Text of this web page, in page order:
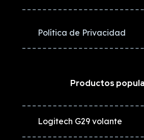
Política de Privacidad
Productos
Logitech G29 volante